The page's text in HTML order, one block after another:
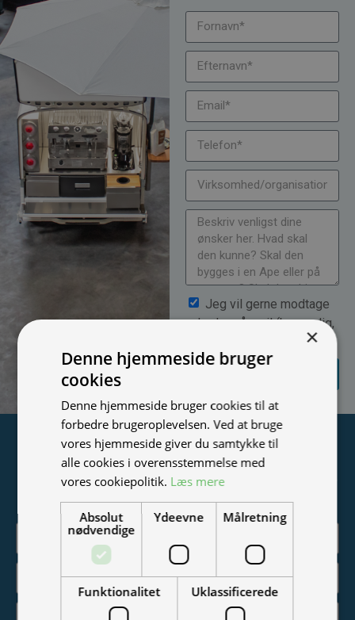
Jeg vil gerne modtage
nyheder på mail (bare rolig,
SEND
Tilmeld nyhedsmail
Vær blandt de første til at modtage info om nye produkter,
×
Denne hjemmeside bruger
cookies
Denne hjemmeside bruger cookies til at
forbedre brugeroplevelsen. Ved at bruge
vores hjemmeside giver du samtykke til
alle cookies i overensstemmelse med
vores cookiepolitik. Læs mere
Absolut
nødvendige
Ydeevne Målretning
Funktionalitet Uklassificerede